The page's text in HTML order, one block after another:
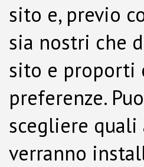
sito e, previo
sia nostri che
sito e proporti
preferenze.
scegliere quali
verranno